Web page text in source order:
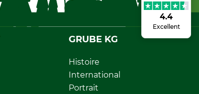
4.4
Excellent
GRUBE KG
Histoire
International
Portrait